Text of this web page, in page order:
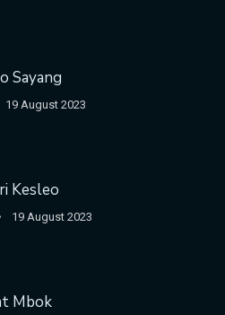
Sayang
19 August 2023
Kesleo
19 August 2023
Mbok